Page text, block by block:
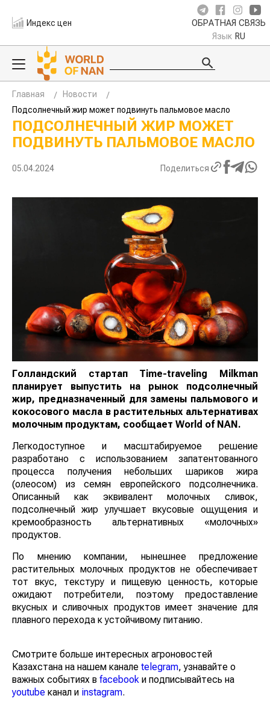
Индекс цен ОБРАТНАЯ СВЯЗЬ
Язык RU
Главная
Новости
Подсолнечный жир может подвинуть пальмовое масло
ПОДСОЛНЕЧНЫЙ ЖИР МОЖЕТ
ПОДВИНУТЬ ПАЛЬМОВОЕ МАСЛО
05.04.2024 Поделиться
Голландский стартап Time-traveling Milkman
планирует выпустить на рынок подсолнечный
жир, предназначенный для замены пальмового и
кокосового масла в растительных альтернативах
молочным продуктам, сообщает World of NAN.
Легкодоступное и масштабируемое решение
разработано с использованием запатентованного
процесса получения небольших шариков жира
(олеосом) из семян европейского подсолнечника.
Описанный как эквивалент молочных сливок,
подсолнечный жир улучшает вкусовые ощущения и
кремообразность альтернативных «молочных»
продуктов.
По мнению компании, нынешнее предложение
растительных молочных продуктов не обеспечивает
тот вкус, текстуру и пищевую ценность, которые
ожидают потребители, поэтому предоставление
вкусных и сливочных продуктов имеет значение для
плавного перехода к устойчивому питанию.
Смотрите больше интересных агроновостей
Казахстана на нашем канале telegram, узнавайте о
важных событиях в facebook и подписывайтесь на
youtube канал и instagram.